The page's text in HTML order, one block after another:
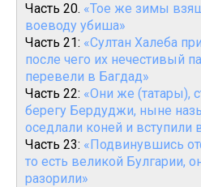
Часть 20. «Тое же зимы
воеводу убиша»
Часть 21: «Султан Халеба
после чего их нечестивый
перевели в Багдад»
Часть 22: «Они же (татары),
берегу Бердуджи, ныне
оседлали коней и вступили
Часть 23: «Подвинувшись
то есть великой Булгарии,
разорили»